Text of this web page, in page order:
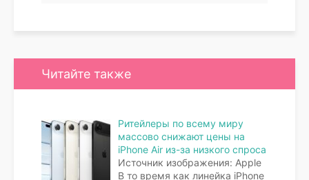
Читайте также
Ритейлеры по всему миру
массово снижают цены на
iPhone Air из-за низкого спроса
Источник изображения: Apple
В то время как линейка iPhone